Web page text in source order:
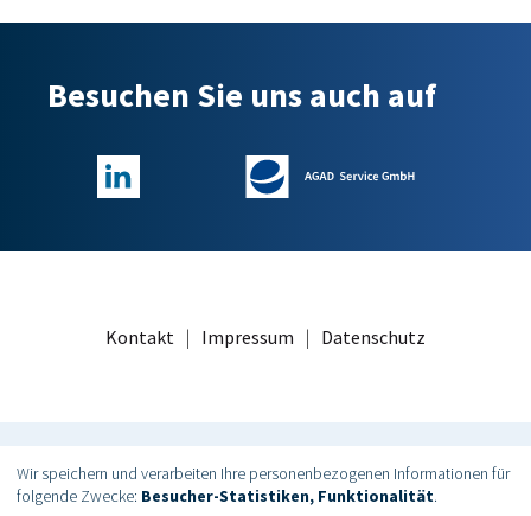
Besuchen Sie uns auch auf
Kontakt | Impressum | Datenschutz
© AGAD – Arbeitgeberverband Großhandel, Außenhandel,
Wir speichern und verarbeiten Ihre personenbezogenen Informationen für
folgende Zwecke: Besucher-Statistiken, Funktionalität.